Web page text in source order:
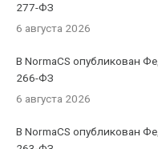
277-ФЗ
6 августа 2026
В NormaCS опубликован
266-ФЗ
6 августа 2026
В NormaCS опубликован